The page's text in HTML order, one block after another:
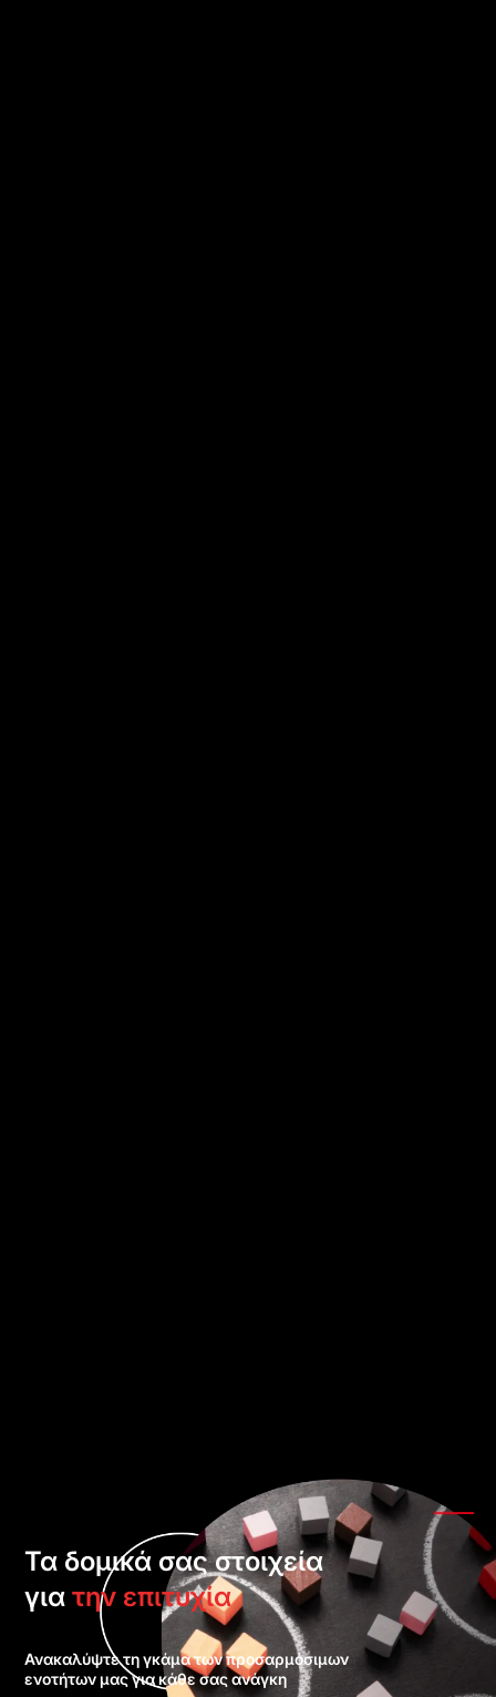
Τα δομικά σας στοιχεία
γιατην επιτυχία
Ανακαλύψτε τη γκάμα των προσαρμόσιμων
ενοτήτων μας για κάθε σας ανάγκη